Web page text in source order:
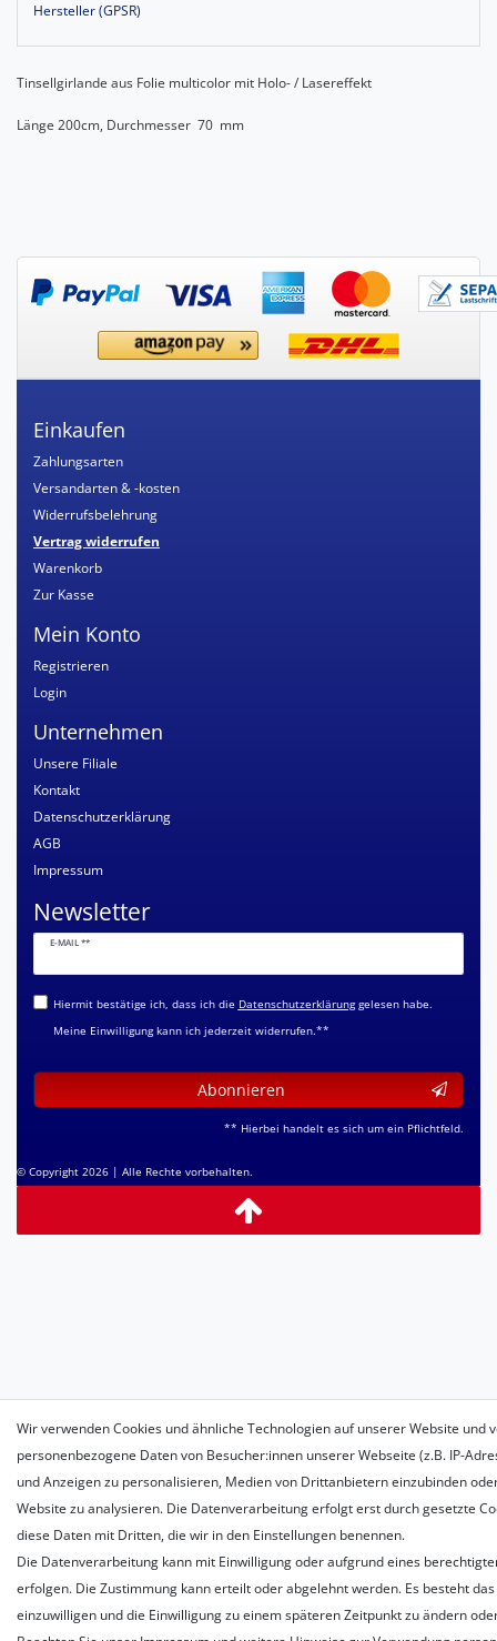
Hersteller (GPSR)
Tinsellgirlande aus Folie multicolor mit Holo- / Lasereffekt
Länge 200cm, Durchmesser 70 mm
Einkaufen
Zahlungsarten
Versandarten & -kosten
Widerrufsbelehrung
Vertrag widerrufen
Warenkorb
Zur Kasse
Mein Konto
Registrieren
Login
Unternehmen
Unsere Filiale
Kontakt
Datenschutzerklärung
AGB
Impressum
Newsletter
E-MAIL **
Newsletter
Honig
Hiermit bestätige ich, dass ich die Daten­schutz­erklärunggelesen habe.
Meine Einwilligung kann ich jederzeit widerrufen.**
Abonnieren
** Hierbei handelt es sich um ein Pflichtfeld.
© Copyright 2026 | Alle Rechte vorbehalten.
Wir verwenden Cookies und ähnliche Technologien auf unserer Website und
personenbezogene Daten von Besucher:innen unserer Webseite (z.B. IP-
und Anzeigen zu personalisieren, Medien von Drittanbietern einzubinden
Website zu analysieren. Die Datenverarbeitung erfolgt erst durch gesetzte
diese Daten mit Dritten, die wir in den Einstellungen benennen.
Die Datenverarbeitung kann mit Einwilligung oder aufgrund eines
erfolgen. Die Zustimmung kann erteilt oder abgelehnt werden. Es besteht das
einzuwilligen und die Einwilligung zu einem späteren Zeitpunkt zu ändern